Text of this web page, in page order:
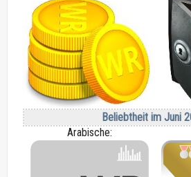
Beliebtheit im Juni
Arabische: